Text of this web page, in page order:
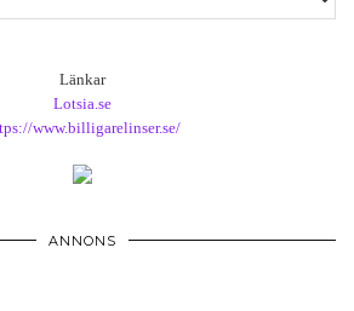
Länkar
Lotsia.se
www.billigarelinser.se/
ANNONS